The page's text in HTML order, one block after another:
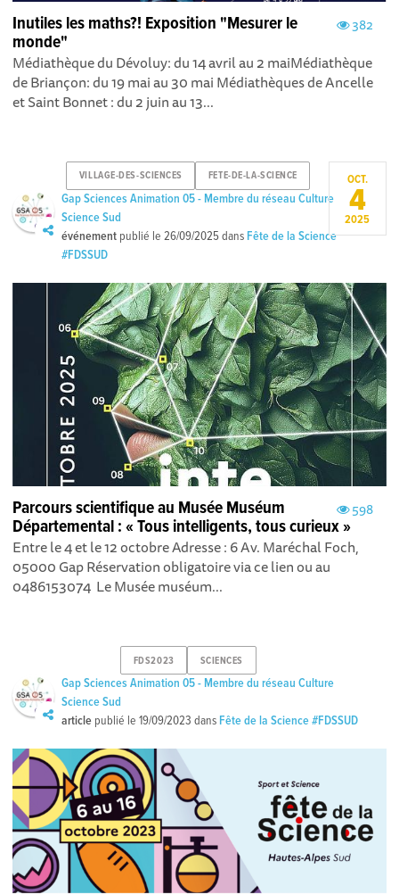
382
Inutiles les maths?! Exposition "Mesurer le
monde"
Médiathèque du Dévoluy: du 14 avril au 2 maiMédiathèque
de Briançon: du 19 mai au 30 mai Médiathèques de Ancelle
et Saint Bonnet : du 2 juin au 13...
VILLAGE-DES-SCIENCES FETE-DE-LA-SCIENCE
Gap Sciences Animation 05 - Membre du réseau Culture
Science Sud
événement publié le26/09/2025dans Fête de la Science
#FDSSUD
OCT.
4
2025
598
Parcours scientifique au Musée Muséum
Départemental : « Tous intelligents, tous curieux »
Entre le 4 et le 12 octobre Adresse : 6 Av. Maréchal Foch,
05000 Gap Réservation obligatoire via ce lien ou au
0486153074 Le Musée muséum...
FDS2023 SCIENCES
Gap Sciences Animation 05 - Membre du réseau Culture
Science Sud
article publié le19/09/2023 dans Fête de la Science #FDSSUD